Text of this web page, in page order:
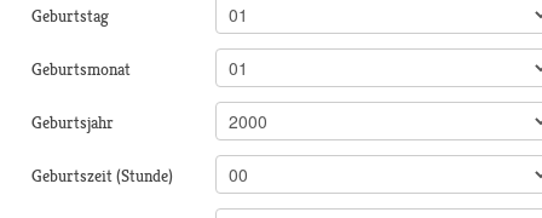
Geburtstag
Geburtsmonat
Geburtsjahr
Geburtszeit (Stunde)